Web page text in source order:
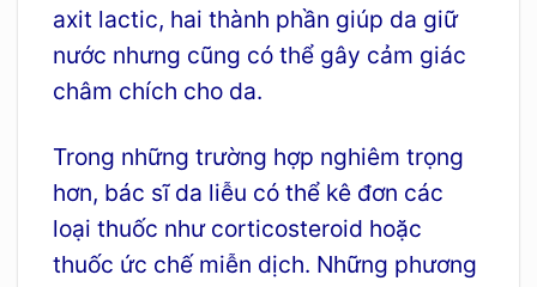
axit lactic, hai thành phần giúp da giữ
nước nhưng cũng có thể gây cảm giác
châm chích cho da.
Trong những trường hợp nghiêm trọng
hơn, bác sĩ da liễu có thể kê đơn các
loại thuốc như corticosteroid hoặc
thuốc ức chế miễn dịch. Những phương